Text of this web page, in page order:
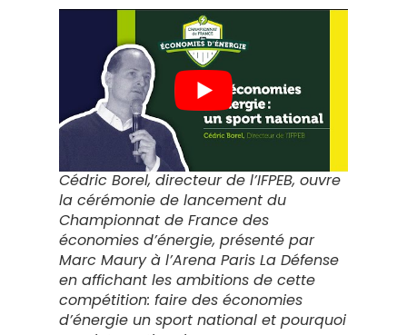
Cédric Borel, directeur de l’IFPEB, ouvre
la cérémonie de lancement du
Championnat de France des
économies d’énergie, présenté par
Marc Maury à l’Arena Paris La Défense
en affichant les ambitions de cette
compétition: faire des économies
d’énergie un sport national et pourquoi